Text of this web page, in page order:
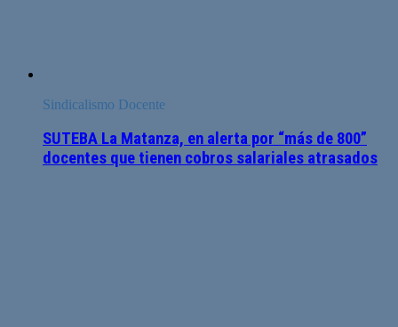
Sindicalismo Docente
SUTEBA La Matanza, en alerta por “más de 800”
docentes que tienen cobros salariales atrasados